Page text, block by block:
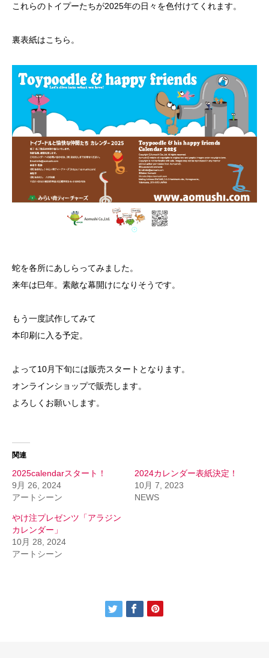
これらのトイプーたちが2025年の日々を色付けてくれます。
裏表紙はこちら。
蛇を各所にあしらってみました。
来年は巳年。素敵な幕開けになりそうです。
もう一度試作してみて
本印刷に入る予定。
よって10月下旬には販売スタートとなります。
オンラインショップで販売します。
よろしくお願いします。
関連
2025calendarスタート！
9月 26, 2024
アートシーン
2024カレンダー表紙決定！
10月 7, 2023
NEWS
やけ注プレゼンツ「アラジン
カレンダー」
10月 28, 2024
アートシーン